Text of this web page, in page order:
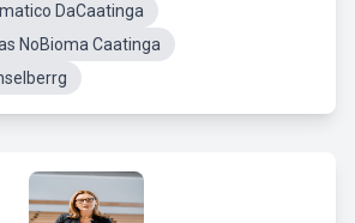
DaCaatinga
NoBioma Caatinga